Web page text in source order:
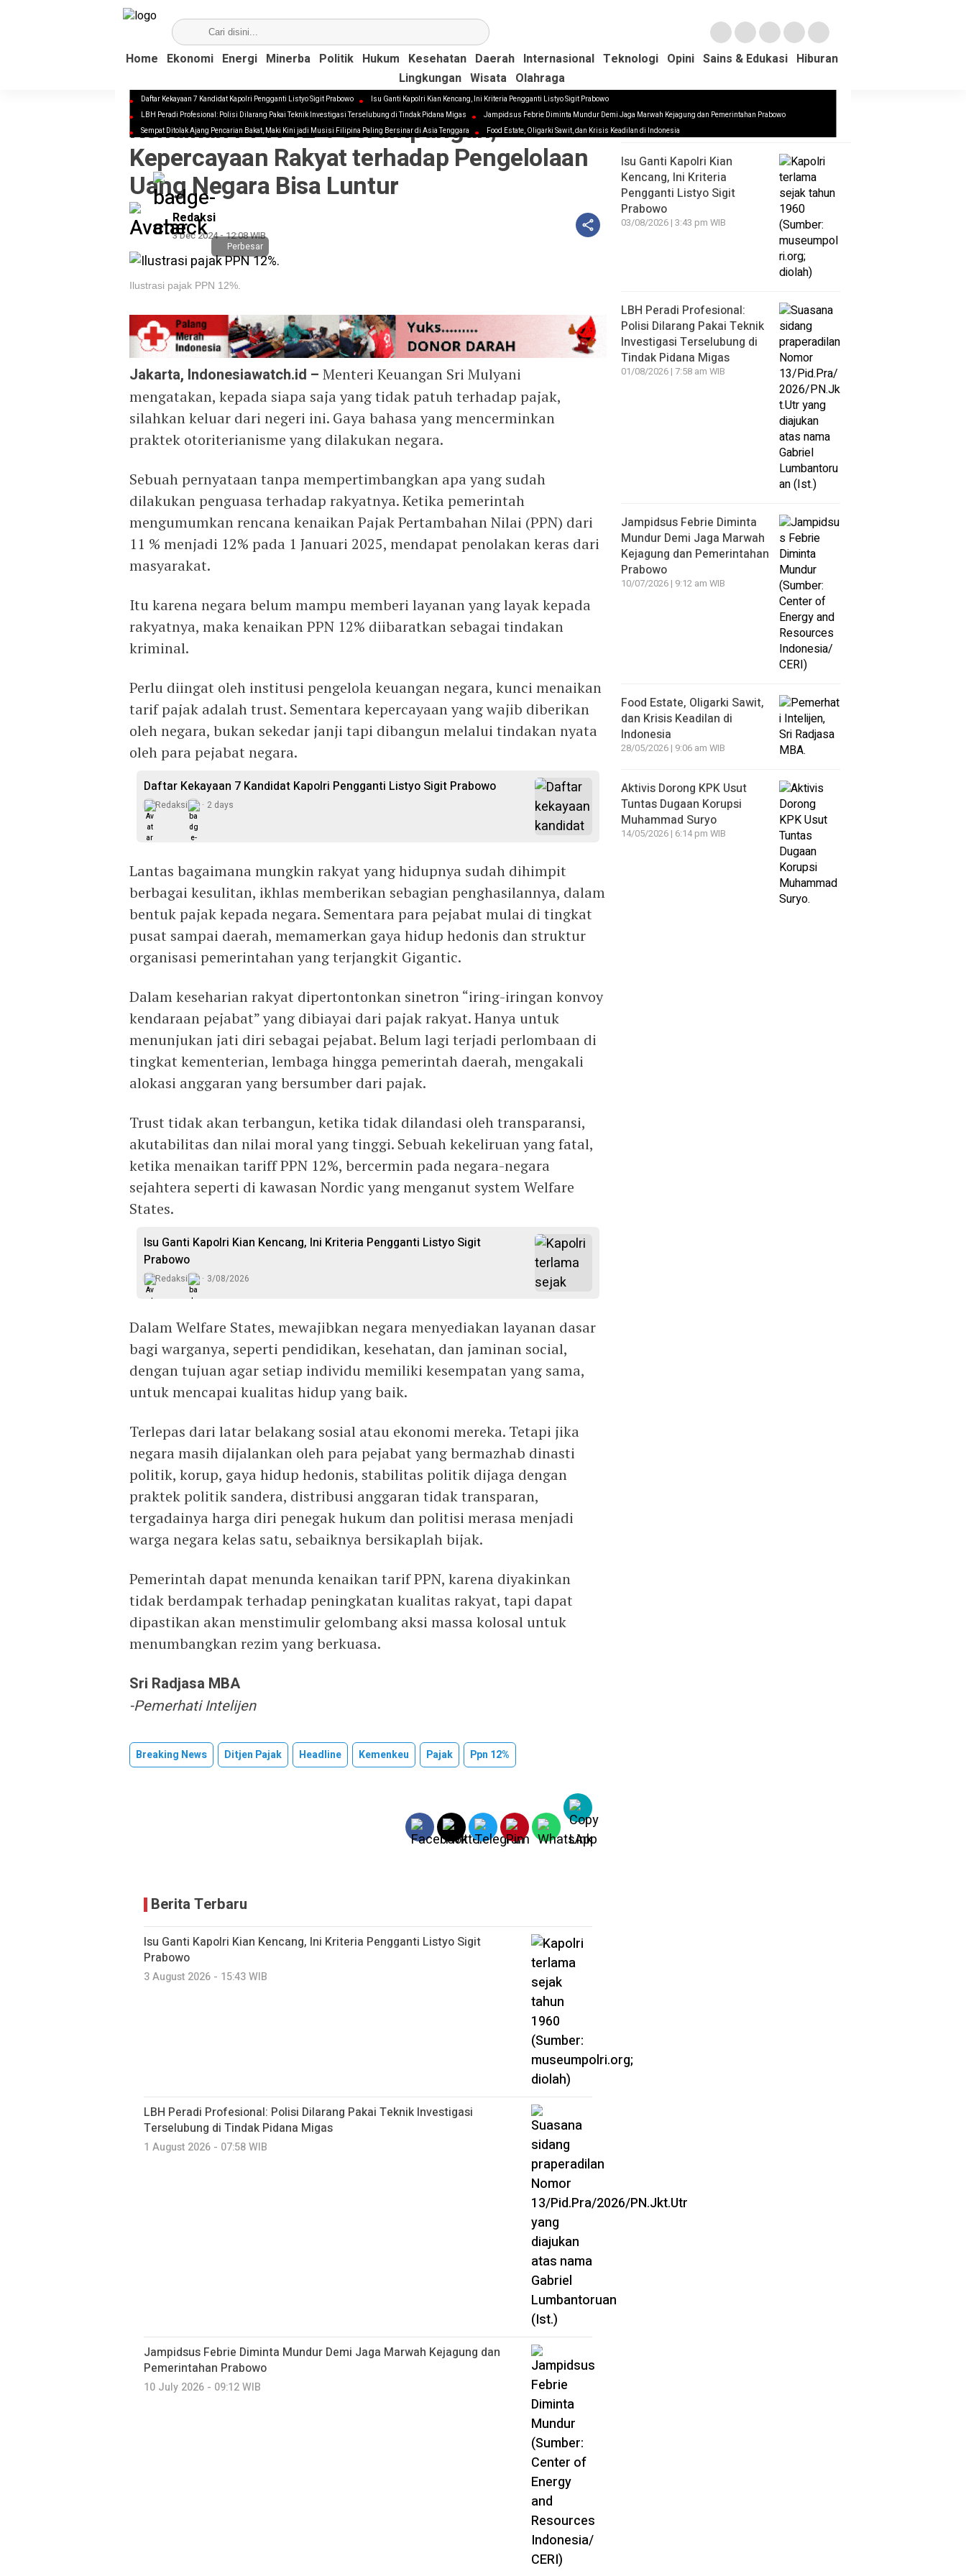
Home Ekonomi Energi Minerba Politik Hukum Kesehatan Daerah Internasional Teknologi Opini Sains & Edukasi Hiburan
Lingkungan Wisata Olahraga
Daftar Kekayaan 7 Kandidat Kapolri Pengganti Listyo Sigit Prabowo
Isu Ganti Kapolri Kian Kencang, Ini Kriteria Pengganti Listyo Sigit Prabowo
LBH Peradi Profesional: Polisi Dilarang Pakai Teknik Investigasi Terselubung di Tindak Pidana Migas
Jampidsus Febrie Diminta Mundur Demi Jaga Marwah Kejagung dan Pemerintahan Prabowo
Sempat Ditolak Ajang Pencarian Bakat, Maki Kini jadi Musisi Filipina Paling Bersinar di Asia Tenggara
Food Estate, Oligarki Sawit, dan Krisis Keadilan di Indonesia
OPINI
Kenaikan PPN 12% Serampangan,
Kepercayaan Rakyat terhadap Pengelolaan
Uang Negara Bisa Luntur
Redaksi
3 Dec 2024 - 12:08 WIB
Perbesar
Ilustrasi pajak PPN 12%.
Jakarta, Indonesiawatch.id – Menteri Keuangan Sri Mulyani
mengatakan, kepada siapa saja yang tidak patuh terhadap pajak,
silahkan keluar dari negeri ini. Gaya bahasa yang mencerminkan
praktek otoriterianisme yang dilakukan negara.
Sebuah pernyataan tanpa mempertimbangkan apa yang sudah
dilakukan penguasa terhadap rakyatnya. Ketika pemerintah
mengumumkan rencana kenaikan Pajak Pertambahan Nilai (PPN) dari
11 % menjadi 12% pada 1 Januari 2025, mendapat penolakan keras dari
masyarakat.
Itu karena negara belum mampu memberi layanan yang layak kepada
rakyatnya, maka kenaikan PPN 12% diibaratkan sebagai tindakan
kriminal.
Perlu diingat oleh institusi pengelola keuangan negara, kunci menaikan
tarif pajak adalah trust. Sementara kepercayaan yang wajib diberikan
oleh negara, bukan sekedar janji tapi dibangun melalui tindakan nyata
oleh para pejabat negara.
Daftar Kekayaan 7 Kandidat Kapolri Pengganti Listyo Sigit Prabowo
Redaksi 2 days
Lantas bagaimana mungkin rakyat yang hidupnya sudah dihimpit
berbagai kesulitan, ikhlas memberikan sebagian penghasilannya, dalam
bentuk pajak kepada negara. Sementara para pejabat mulai di tingkat
pusat sampai daerah, memamerkan gaya hidup hedonis dan struktur
organisasi pemerintahan yang terjangkit Gigantic.
Dalam keseharian rakyat dipertontonkan sinetron “iring-iringan konvoy
kendaraan pejabat” yang dibiayai dari pajak rakyat. Hanya untuk
menunjukan jati diri sebagai pejabat. Belum lagi terjadi perlombaan di
tingkat kementerian, lembaga hingga pemerintah daerah, mengakali
alokasi anggaran yang bersumber dari pajak.
Trust tidak akan terbangun, ketika tidak dilandasi oleh transparansi,
akutabilitas dan nilai moral yang tinggi. Sebuah kekeliruan yang fatal,
ketika menaikan tariff PPN 12%, bercermin pada negara-negara
sejahtera seperti di kawasan Nordic yang menganut system Welfare
States.
Isu Ganti Kapolri Kian Kencang, Ini Kriteria Pengganti Listyo Sigit
Prabowo
Redaksi 3/08/2026
Dalam Welfare States, mewajibkan negara menyediakan layanan dasar
bagi warganya, seperti pendidikan, kesehatan, dan jaminan social,
dengan tujuan agar setiap individu memiliki kesempatan yang sama,
untuk mencapai kualitas hidup yang baik.
Terlepas dari latar belakang sosial atau ekonomi mereka. Tetapi jika
negara masih dijalankan oleh para pejabat yang bermazhab dinasti
politik, korup, gaya hidup hedonis, stabilitas politik dijaga dengan
praktek politik sandera, distribusi anggaran tidak transparan,
tergadainya harga diri penegak hukum dan politisi merasa menjadi
warga negara kelas satu, sebaiknya bersikaplah bijak.
Pemerintah dapat menunda kenaikan tarif PPN, karena diyakinkan
tidak berdampak terhadap peningkatan kualitas rakyat, tapi dapat
dipastikan akan menstimulir gelombang aksi massa kolosal untuk
menumbangkan rezim yang berkuasa.
Sri Radjasa MBA
-Pemerhati Intelijen
Breaking News Ditjen Pajak Headline Kemenkeu Pajak Ppn 12%
Berita Terbaru
Isu Ganti Kapolri Kian Kencang, Ini Kriteria Pengganti Listyo Sigit
Prabowo
3 August 2026 - 15:43 WIB
LBH Peradi Profesional: Polisi Dilarang Pakai Teknik Investigasi
Terselubung di Tindak Pidana Migas
1 August 2026 - 07:58 WIB
Jampidsus Febrie Diminta Mundur Demi Jaga Marwah Kejagung dan
Pemerintahan Prabowo
10 July 2026 - 09:12 WIB
News Update
Isu Ganti Kapolri Kian
Kencang, Ini Kriteria
Pengganti Listyo Sigit
Prabowo
03/08/2026 | 3:43 pm WIB
LBH Peradi Profesional:
Polisi Dilarang Pakai Teknik
Investigasi Terselubung di
Tindak Pidana Migas
01/08/2026 | 7:58 am WIB
Jampidsus Febrie Diminta
Mundur Demi Jaga Marwah
Kejagung dan Pemerintahan
Prabowo
10/07/2026 | 9:12 am WIB
Food Estate, Oligarki Sawit,
dan Krisis Keadilan di
Indonesia
28/05/2026 | 9:06 am WIB
Aktivis Dorong KPK Usut
Tuntas Dugaan Korupsi
Muhammad Suryo
14/05/2026 | 6:14 pm WIB